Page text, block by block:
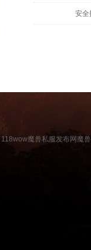
安全
118wow魔兽私服发布网魔